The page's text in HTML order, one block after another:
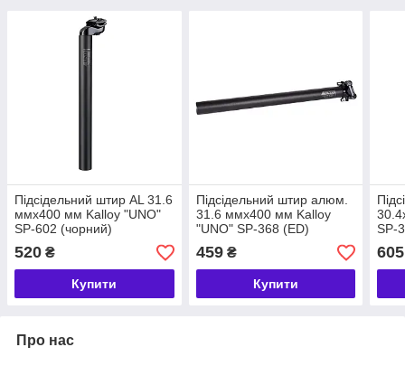
Підсідельний штир AL 31.6
ммx400 мм Kalloy "UNO"
SP-602 (чорний)
520 ₴
Купити
Підсідельний штир алюм.
31.6 ммx400 мм Kalloy
"UNO" SP-368 (ED)
459₴
Купити
SP-
605
Про нас